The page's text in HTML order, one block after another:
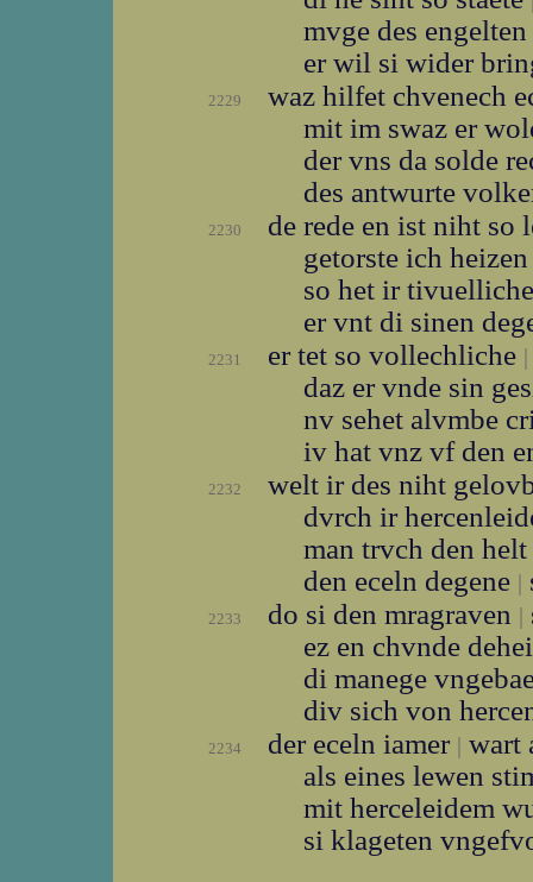
mvge des engelten
er wil si wider
2229
waz hilfet chvenech
mit im swaz er
der vns da solde
des antwurte
2230
de rede en ist niht so
getorste ich
so het ir
er vnt di sinen
2231 er tet so vollechliche |
daz er vnde sin
nv sehet alvmbe
iv hat vnz vf den
2232
welt ir des niht
dvrch ir
man trvch den
den eceln degene |
2233 do si den mragraven |
ez en chvnde
di manege
div sich von
2234 der eceln iamer | wart
als eines lewen
mit herceleidem
si klageten